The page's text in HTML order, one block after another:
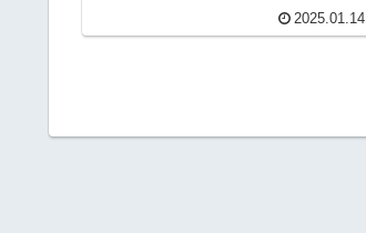
まで、幅広いデバイスを効率的に給電
2025.01.14